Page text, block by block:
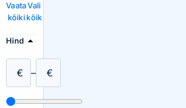
Vaata
kõiki
Vali
kõik
Hind
€ – €